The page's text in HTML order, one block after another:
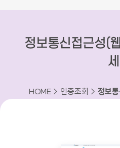
정보통신접근성(
세
HOME > 인증조회 > 정보